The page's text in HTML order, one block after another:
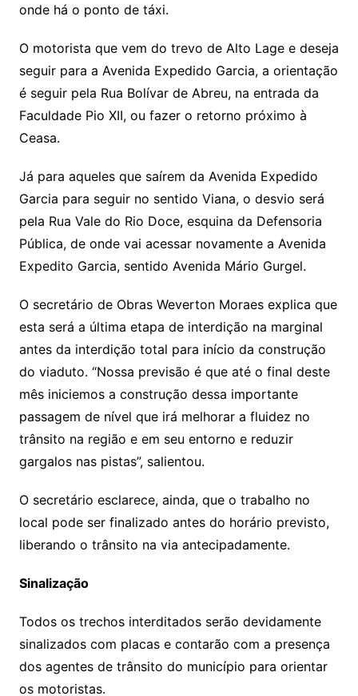
onde há o ponto de táxi.
O motorista que vem do trevo de Alto Lage e deseja
seguir para a Avenida Expedido Garcia, a orientação
é seguir pela Rua Bolívar de Abreu, na entrada da
Faculdade Pio XII, ou fazer o retorno próximo à
Ceasa.
Já para aqueles que saírem da Avenida Expedido
Garcia para seguir no sentido Viana, o desvio será
pela Rua Vale do Rio Doce, esquina da Defensoria
Pública, de onde vai acessar novamente a Avenida
Expedito Garcia, sentido Avenida Mário Gurgel.
O secretário de Obras Weverton Moraes explica que
esta será a última etapa de interdição na marginal
antes da interdição total para início da construção
do viaduto. “Nossa previsão é que até o final deste
mês iniciemos a construção dessa importante
passagem de nível que irá melhorar a fluidez no
trânsito na região e em seu entorno e reduzir
gargalos nas pistas”, salientou.
O secretário esclarece, ainda, que o trabalho no
local pode ser finalizado antes do horário previsto,
liberando o trânsito na via antecipadamente.
Sinalização
Todos os trechos interditados serão devidamente
sinalizados com placas e contarão com a presença
dos agentes de trânsito do município para orientar
os motoristas.